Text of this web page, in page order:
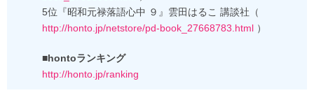
5位『昭和元禄落語心中 ９』雲田はるこ 講談社（
http://honto.jp/netstore/pd-book_27668783.html ）
■hontoランキング
http://honto.jp/ranking